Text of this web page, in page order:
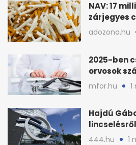
NAV: 17
zárjegyes
M1-esen
adozona.hu
2025-ben
orvosok
mfor.hu 1
Hajdú
ből
444.hu 1